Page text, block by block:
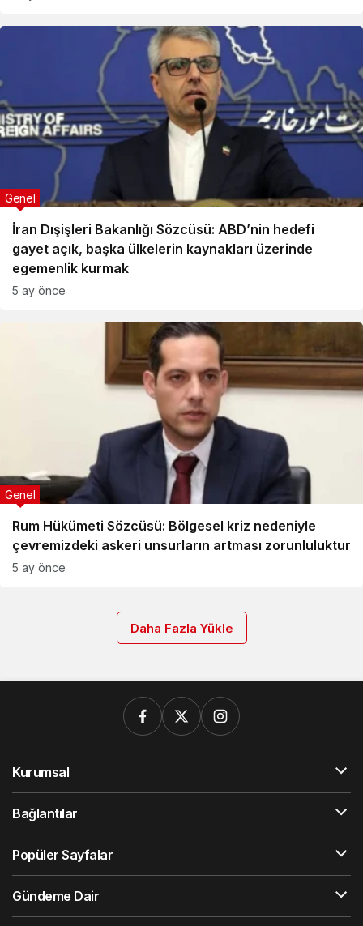
İran Dışişleri Bakanlığı Sözcüsü: ABD’nin hedefi
gayet açık, başka ülkelerin kaynakları üzerinde
egemenlik kurmak
Genel
5 ay önce
Rum Hükümeti Sözcüsü: Bölgesel kriz nedeniyle
çevremizdeki askeri unsurların artması zorunluluktur
Genel
5 ay önce
Daha Fazla Yükle
Kurumsal
Bağlantılar
Popüler Sayfalar
Gündeme Dair